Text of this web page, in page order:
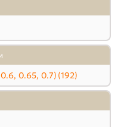
0.65, 0.7) (192)